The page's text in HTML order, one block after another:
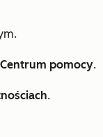
Centrum pomocy.
.